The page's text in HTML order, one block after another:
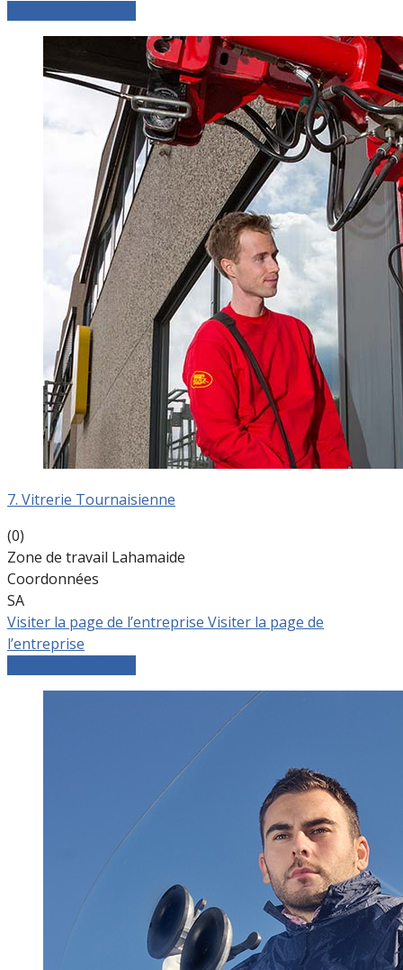
7. Vitrerie Tournaisienne
(0)
Zone de travail Lahamaide
Coordonnées
SA
Visiter la page de l’entreprise Visiter la page de
l’entreprise